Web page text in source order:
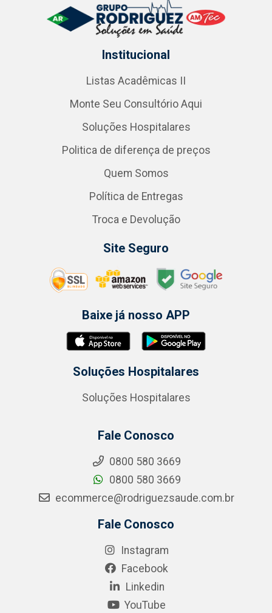
Institucional
Listas Acadêmicas II
Monte Seu Consultório Aqui
Soluções Hospitalares
Politica de diferença de preços
Quem Somos
Política de Entregas
Troca e Devolução
Site Seguro
Baixe já nosso APP
Soluções Hospitalares
Soluções Hospitalares
Fale Conosco
0800 580 3669
0800 580 3669
ecommerce@rodriguezsaude.com.br
Fale Conosco
Instagram
Facebook
Linkedin
YouTube